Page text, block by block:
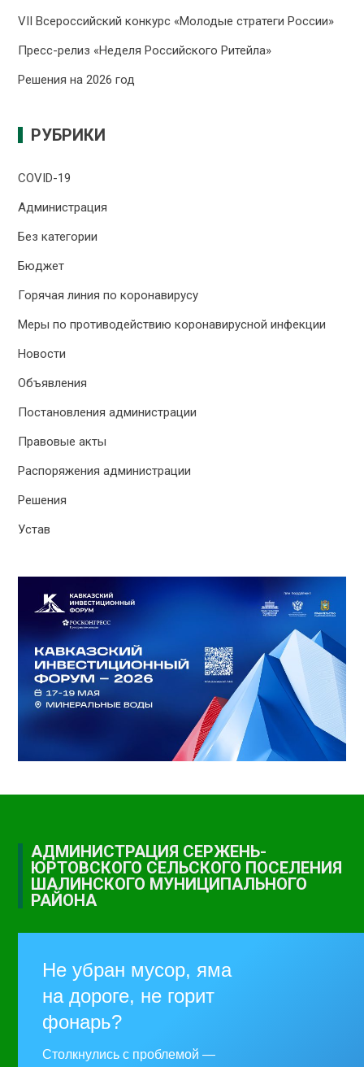
VII Всероссийский конкурс «Молодые стратеги России»
Пресс-релиз «Неделя Российского Ритейла»
Решения на 2026 год
РУБРИКИ
COVID-19
Администрация
Без категории
Бюджет
Горячая линия по коронавирусу
Меры по противодействию коронавирусной инфекции
Новости
Объявления
Постановления администрации
Правовые акты
Распоряжения администрации
Решения
Устав
АДМИНИСТРАЦИЯ СЕРЖЕНЬ-
ЮРТОВСКОГО СЕЛЬСКОГО ПОСЕЛЕНИЯ
ШАЛИНСКОГО МУНИЦИПАЛЬНОГО
РАЙОНА
Не убран мусор, яма
на дороге, не горит
фонарь?
Столкнулись с проблемой —